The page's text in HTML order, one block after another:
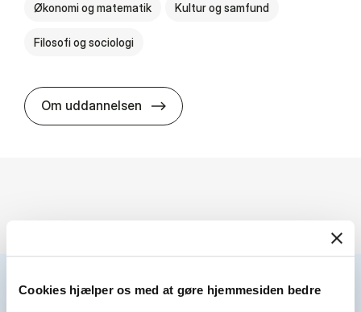
Cookies hjælper os med at gøre hjemmesiden bedre
Økonomi og matematik Kultur og samfund
Filosofi og sociologi
Om uddannelsen HA(fil.) - erhvervs­økonomi og